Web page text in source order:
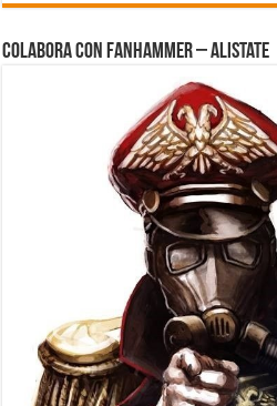
Colabora con FanHammer – Alistate